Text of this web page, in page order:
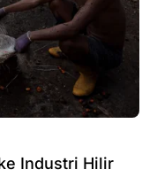
Industri Hilir